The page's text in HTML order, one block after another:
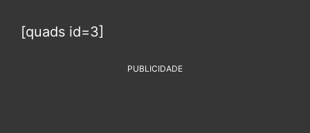
[quads id=3]
PUBLICIDADE